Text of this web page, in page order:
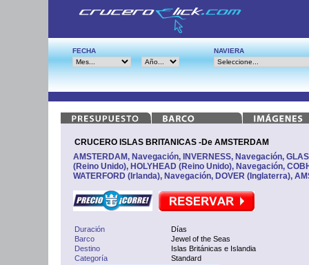
FECHA NAVIERA
CRUCERO ISLAS BRITANICAS -De AMSTERDAM
AMSTERDAM, Navegación, INVERNESS, Navegación,
(Reino Unido), HOLYHEAD (Reino Unido), Navegación,
WATERFORD (Irlanda), Navegación, DOVER (Inglaterra),
Duración
Días
Barco
Jewel of the Seas
Destino
Islas Británicas e Islandia
Categoría
Standard